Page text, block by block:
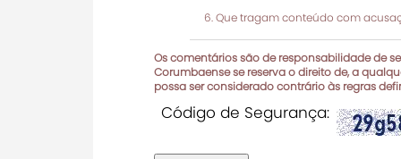
Que tragam conteúdo com
Os comentários são de responsabilidade de
Corumbaense se reserva o direito de, a
possa ser considerado contrário às regras
Código de Segurança: